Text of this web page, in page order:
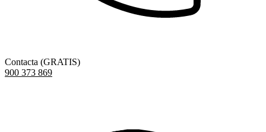
Contacta (GRATIS)
900 373 869